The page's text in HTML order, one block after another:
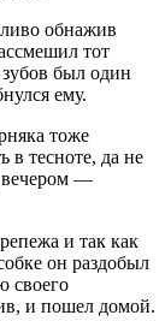
обнажив
тот
зубов был один
ему.
тоже
в тесноте, да не
вечером —
и так как
он раздобыл
своего
и пошел домой.